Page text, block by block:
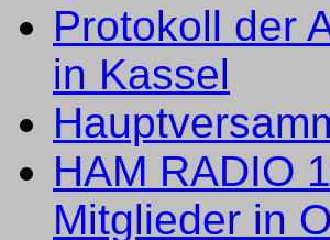
Protokoll der
in Kassel
HAM RADIO
Mitglieder in